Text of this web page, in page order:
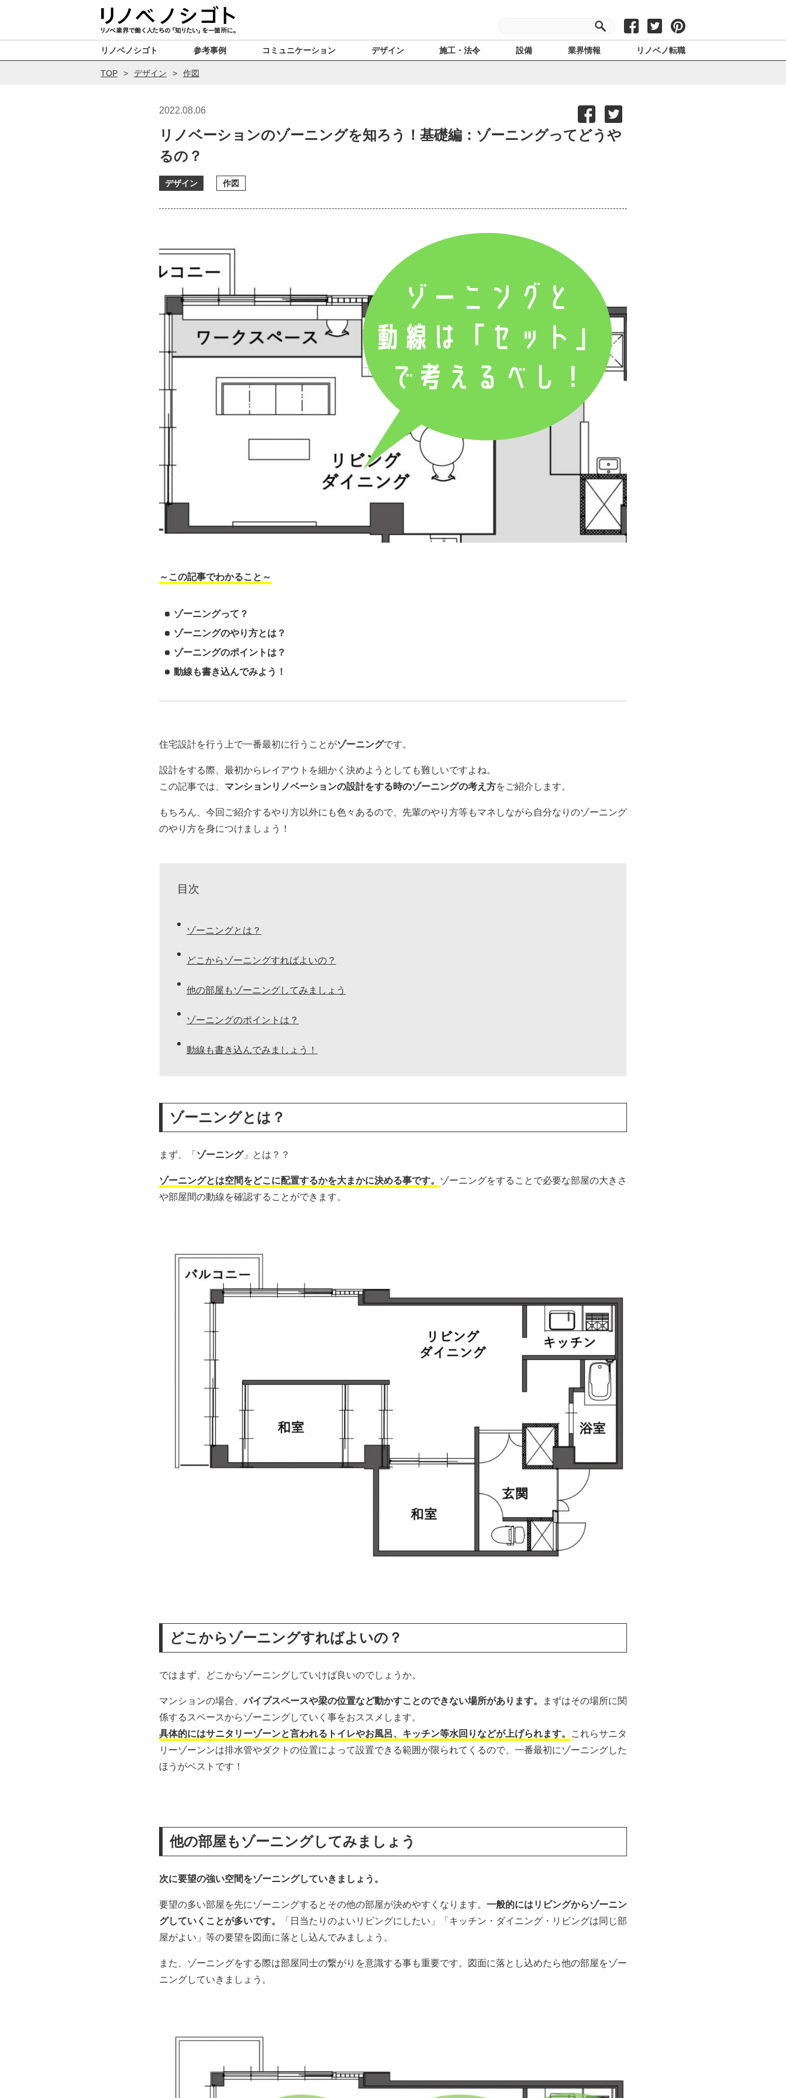
リノベノシゴト 参考事例 コミュニケーション デザイン 施工・法令 設備 業界情報 リノベノ転職
TOP デザイン 作図
2022.08.06
リノベーションのゾーニングを知ろう！基礎編：ゾーニングってどうや
るの？
デザイン 作図
～この記事でわかること～
ゾーニングって？
ゾーニングのやり方とは？
ゾーニングのポイントは？
動線も書き込んでみよう！
住宅設計を行う上で一番最初に行うことがゾーニングです。
設計をする際、最初からレイアウトを細かく決めようとしても難しいですよね。
この記事では、 マンションリノベーションの設計をする時のゾーニングの考え方をご紹介します。
もちろん、今回ご紹介するやり方以外にも色々あるので、先輩のやり方等もマネしながら自分なりのゾーニング
のやり方を身につけましょう！
目次
ゾーニングとは？
どこからゾーニングすればよいの？
他の部屋もゾーニングしてみましょう
ゾーニングのポイントは？
動線も書き込んでみましょう！
ゾーニングとは？
まず、「 ゾーニング」とは？？
ゾーニングとは空間をどこに配置するかを大まかに決める事です。 ゾーニングをすることで必要な部屋の大きさ
や部屋間の動線を確認することができます。
どこからゾーニングすればよいの？
ではまず、どこからゾーニングしていけば良いのでしょうか。
マンションの場合、パイプスペースや梁の位置など動かすことのできない場所があります。
まずはその場所に関
係するスペースからゾーニングしていく事をおススメします。
具体的にはサニタリーゾーンと言われるトイレやお風呂、キッチン等水回りなどが上げられます。
これらサニタ
リーゾーンンは排水管やダクトの位置によって設置できる範囲が限られてくるので、一番最初にゾーニングした
ほうがベストです！
他の部屋もゾーニングしてみましょう
次に要望の強い空間をゾーニングしていきましょう。
要望の多い部屋を先にゾーニングするとその他の部屋が決めやすくなります。 一般的にはリビングからゾーニン
グしていくことが多いです。
「日当たりのよいリビングにしたい」「キッチン・ダイニング・リビングは同じ部
屋がよい」等の要望を図面に落とし込んでみましょう。
また、ゾーニングをする際は部屋同士の繋がりを意識する事も重要です。図面に落とし込めたら他の部屋をゾー
ニングしていきましょう。